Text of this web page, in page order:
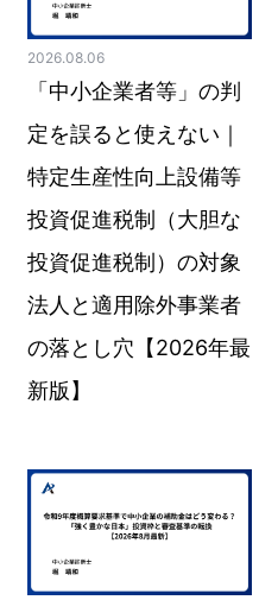
2026.08.06
「中小企業者等」の判
定を誤ると使えない｜
特定生産性向上設備等
投資促進税制（大胆な
投資促進税制）の対象
法人と適用除外事業者
の落とし穴【2026年最
新版】